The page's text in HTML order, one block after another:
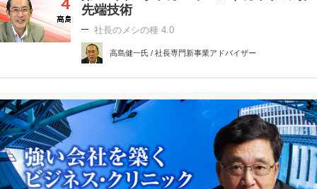
先端技術
社長のメシの種 4.0
高島健一氏 / 社長専門新事業アドバイザー